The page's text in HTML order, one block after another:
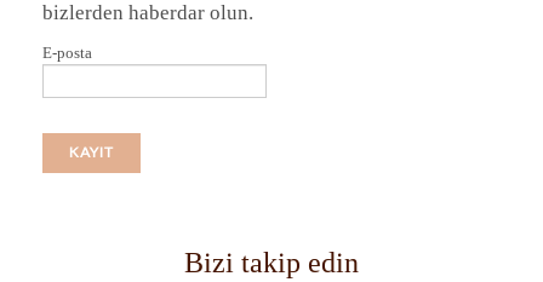
bizlerden haberdar olun.
E-posta
Bizi takip edin